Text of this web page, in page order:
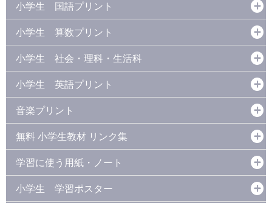
小学生 国語プリント
小学生 算数プリント
小学生 社会・理科・生活科
小学生 英語プリント
音楽プリント
無料 小学生教材 リンク集
学習に使う用紙・ノート
小学生 学習ポスター